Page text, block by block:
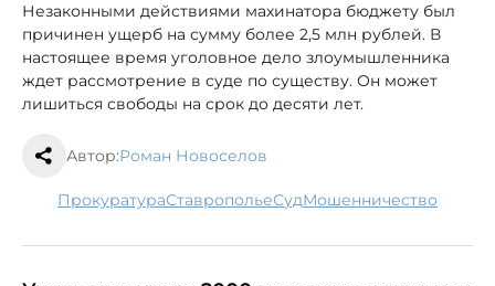
Незаконными действиями махинатора бюджету был
причинен ущерб на сумму более 2,5 млн рублей. В
настоящее время уголовное дело злоумышленника
ждет рассмотрение в суде по существу. Он может
лишиться свободы на срок до десяти лет.
Автор:Роман Новоселов
прокуратура Ставрополье суд мошенничество